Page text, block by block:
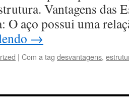
Vantagens das
O aço possui uma
→
| Com a tag desvantagens,